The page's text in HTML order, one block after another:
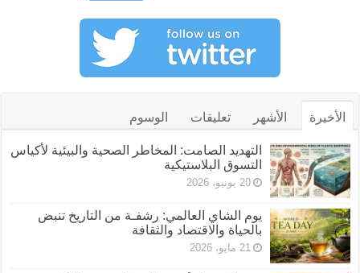
الأخيرة الأشهر تعليقات الوسوم
التهديد الصامت: المخاطر الصحية والبيئية لأكياس
التسوق البلاستيكية
20 يونيو، 2026
يوم الشاي العالمي: رشفـة من التاريخ تنبض
بالحياة والاقتصاد والثقافة
21 مايو، 2026